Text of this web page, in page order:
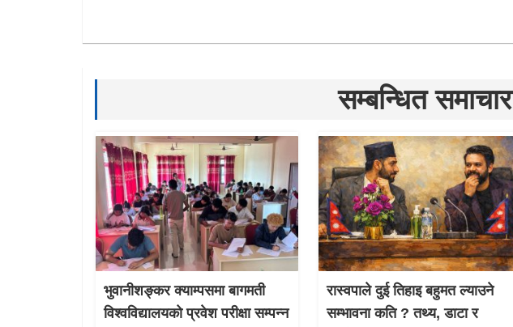
सम्बन्धित समाचार
भुवानीशङ्कर क्याम्पसमा बागमती
विश्वविद्यालयको प्रवेश परीक्षा सम्पन्न
रास्वपाले दुई तिहाइ बहुमत ल्याउने
सम्भावना कति ? तथ्य, डाटा र